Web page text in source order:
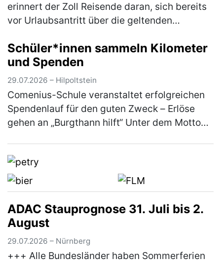
erinnert der Zoll Reisende daran, sich bereits
vor Urlaubsantritt über die geltenden
Souvenirs, Einkäufe, Genussmittel (z.B…
(mehr)
Schüler*innen sammeln Kilometer
und Spenden
29.07.2026 – Hilpoltstein
Comenius-Schule veranstaltet erfolgreichen
Spendenlauf für den guten Zweck – Erlöse
gehen an „Burgthann hilft“ Unter dem Motto
ADAC Stauprognose 31. Juli bis 2.
August
29.07.2026 – Nürnberg
+++ Alle Bundesländer haben Sommerferien